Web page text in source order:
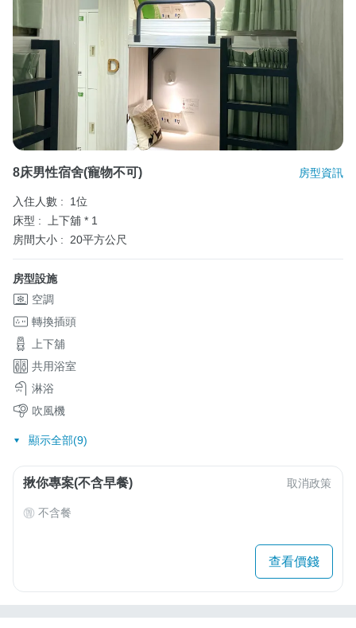
8床男性宿舍(寵物不可) 房型資訊
入住人數 :
1位
床型 : 上下舖 * 1
房間大小 : 20平方公尺
房型設施
空調
轉換插頭
上下舖
共用浴室
淋浴
吹風機
顯示全部(9)
揪你專案(不含早餐) 取消政策
不含餐
查看價錢